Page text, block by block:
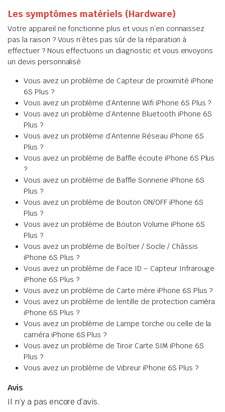
Les symptômes matériels (Hardware)
Votre appareil ne fonctionne plus et vous n’en connaissez
pas la raison ? Vous n’êtes pas sûr de la réparation à
effectuer ? Nous effectuons un diagnostic et vous envoyons
un devis personnalisé.
Vous avez un problème de Capteur de proximité iPhone
6S Plus ?
Vous avez un problème d’Antenne Wifi iPhone 6S Plus ?
Vous avez un problème d’Antenne Bluetooth iPhone 6S
Plus ?
Vous avez un problème d’Antenne Réseau iPhone 6S
Plus ?
Vous avez un problème de Baffle écoute iPhone 6S Plus
?
Vous avez un problème de Baffle Sonnerie iPhone 6S
Plus ?
Vous avez un problème de Bouton ON/OFF iPhone 6S
Plus ?
Vous avez un problème de Bouton Volume iPhone 6S
Plus ?
Vous avez un problème de Boîtier / Socle / Châssis
iPhone 6S Plus ?
Vous avez un problème de Face ID – Capteur Infrarouge
iPhone 6S Plus ?
Vous avez un problème de Carte mère iPhone 6S Plus ?
Vous avez un problème de lentille de protection caméra
iPhone 6S Plus ?
Vous avez un problème de Lampe torche ou celle de la
caméra iPhone 6S Plus ?
Vous avez un problème de Tiroir Carte SIM iPhone 6S
Plus ?
Vous avez un problème de Vibreur iPhone 6S Plus ?
Avis
Il n’y a pas encore d’avis.